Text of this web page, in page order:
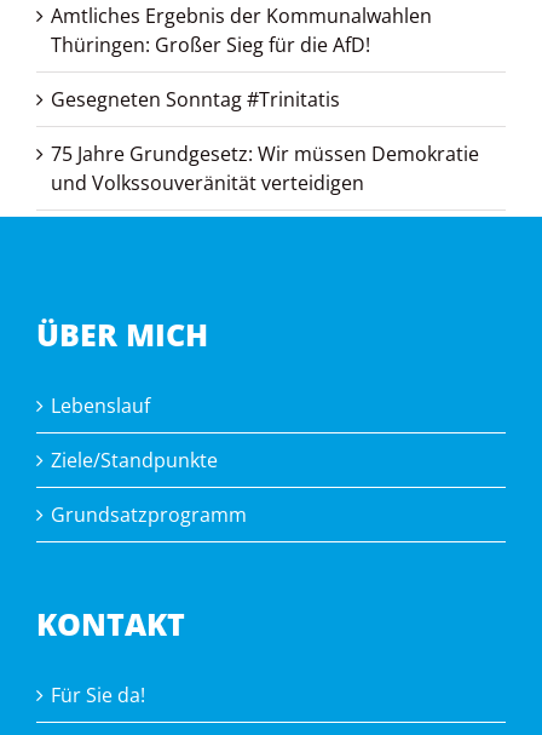
Amtliches Ergebnis der Kommunalwahlen
Thüringen: Großer Sieg für die AfD!
Gesegneten Sonntag #Trinitatis
75 Jahre Grundgesetz: Wir müssen Demokratie
und Volkssouveränität verteidigen
ÜBER MICH
Lebenslauf
Ziele/Standpunkte
Grundsatzprogramm
KONTAKT
Für Sie da!